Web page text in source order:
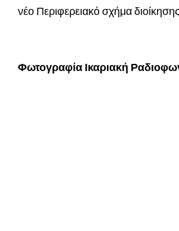
νέο Περιφερειακό σχήμα
Φωτογραφία Ικαριακή